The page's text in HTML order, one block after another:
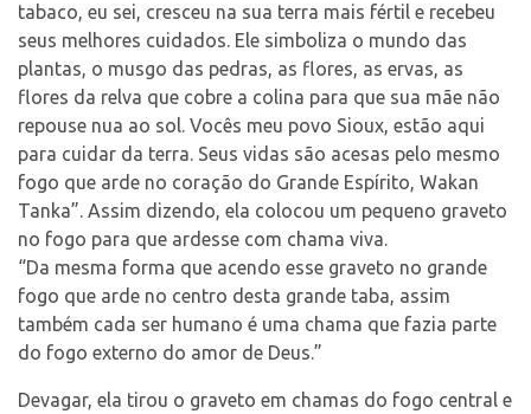
tabaco, eu sei, cresceu na sua terra mais fértil e recebeu
seus melhores cuidados. Ele simboliza o mundo das
plantas, o musgo das pedras, as flores, as ervas, as
flores da relva que cobre a colina para que sua mãe não
repouse nua ao sol. Vocês meu povo Sioux, estão aqui
para cuidar da terra. Seus vidas são acesas pelo mesmo
fogo que arde no coração do Grande Espírito, Wakan
Tanka”. Assim dizendo, ela colocou um pequeno graveto
no fogo para que ardesse com chama viva.
“Da mesma forma que acendo esse graveto no grande
fogo que arde no centro desta grande taba, assim
também cada ser humano é uma chama que fazia parte
do fogo externo do amor de Deus.”
Devagar, ela tirou o graveto em chamas do fogo central e